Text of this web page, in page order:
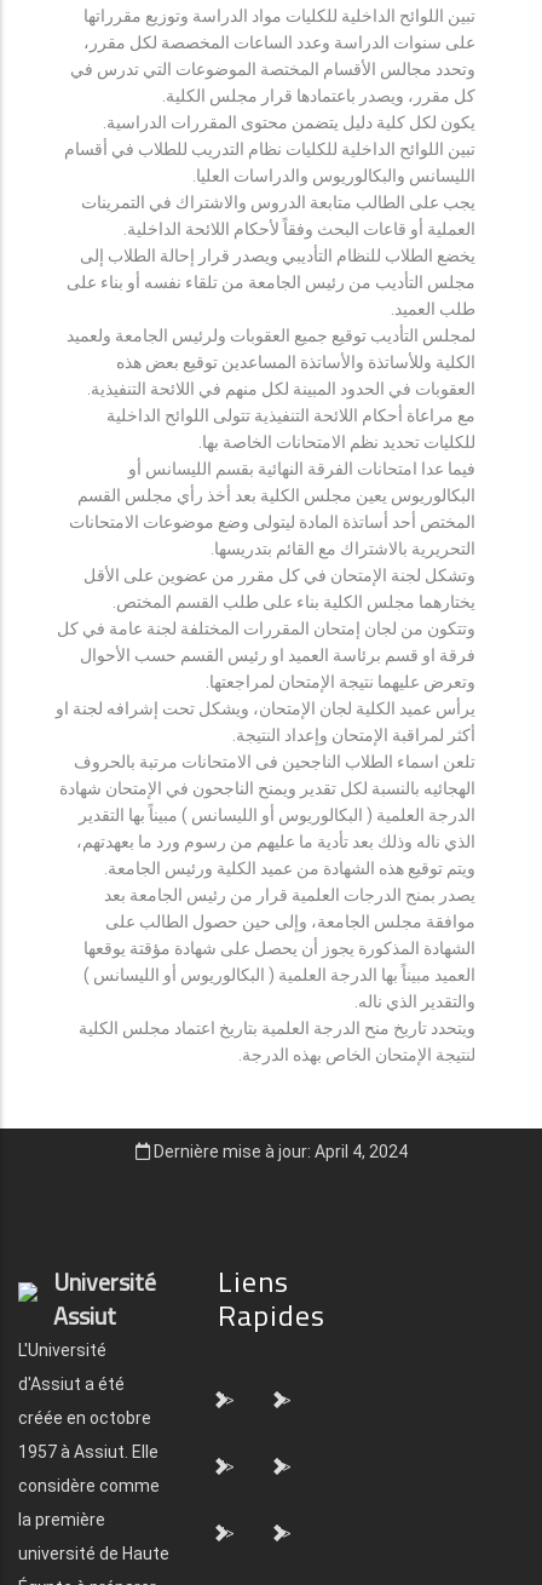
تبين اللوائح الداخلية للكليات مواد الدراسة وتوزيع مقرراتها
على سنوات الدراسة وعدد الساعات المخصصة لكل مقرر،
وتحدد مجالس الأقسام المختصة الموضوعات التي تدرس في
كل مقرر، ويصدر باعتمادها قرار مجلس الكلية.
يكون لكل كلية دليل يتضمن محتوى المقررات الدراسية.
تبين اللوائح الداخلية للكليات نظام التدريب للطلاب في أقسام
الليسانس والبكالوريوس والدراسات العليا.
يجب على الطالب متابعة الدروس والاشتراك في التمرينات
العملية أو قاعات البحث وفقاً لأحكام اللائحة الداخلية.
يخضع الطلاب للنظام التأديبي ويصدر قرار إحالة الطلاب إلى
مجلس التأديب من رئيس الجامعة من تلقاء نفسه أو بناء على
طلب العميد.
لمجلس التأديب توقيع جميع العقوبات ولرئيس الجامعة ولعميد
الكلية وللأساتذة والأساتذة المساعدين توقيع بعض هذه
العقوبات في الحدود المبينة لكل منهم في اللائحة التنفيذية.
مع مراعاة أحكام اللائحة التنفيذية تتولى اللوائح الداخلية
للكليات تحديد نظم الامتحانات الخاصة بها.
فيما عدا امتحانات الفرقة النهائية بقسم الليسانس أو
البكالوريوس يعين مجلس الكلية بعد أخذ رأي مجلس القسم
المختص أحد أساتذة المادة ليتولى وضع موضوعات الامتحانات
التحريرية بالاشتراك مع القائم بتدريسها.
وتشكل لجنة الإمتحان في كل مقرر من عضوين على الأقل
يختارهما مجلس الكلية بناء على طلب القسم المختص.
وتتكون من لجان إمتحان المقررات المختلفة لجنة عامة في كل
فرقة او قسم برئاسة العميد او رئيس القسم حسب الأحوال
وتعرض عليهما نتيجة الإمتحان لمراجعتها.
يرأس عميد الكلية لجان الإمتحان، ويشكل تحت إشرافه لجنة او
أكثر لمراقبة الإمتحان وإعداد النتيجة.
تلعن اسماء الطلاب الناجحين فى الامتحانات مرتبة بالحروف
الهجائيه بالنسبة لكل تقدير ويمنح الناجحون في الإمتحان شهادة
الدرجة العلمية ( البكالوريوس أو الليسانس ) مبيناً بها التقدير
الذي ناله وذلك بعد تأدية ما عليهم من رسوم ورد ما بعهدتهم،
ويتم توقيع هذه الشهادة من عميد الكلية ورئيس الجامعة.
يصدر بمنح الدرجات العلمية قرار من رئيس الجامعة بعد
موافقة مجلس الجامعة، وإلى حين حصول الطالب على
الشهادة المذكورة يجوز أن يحصل على شهادة مؤقتة يوقعها
العميد مبيناً بها الدرجة العلمية ( البكالوريوس أو الليسانس )
والتقدير الذي ناله.
ويتحدد تاريخ منح الدرجة العلمية بتاريخ اعتماد مجلس الكلية
لنتيجة الإمتحان الخاص بهذه الدرجة.
Dernière mise à jour: April 4, 2024
Université
Assiut
L'Université
d'Assiut a été
créée en octobre
1957 à Assiut. Elle
considère comme
la première
université de Haute
Liens
Rapides
"> ">
"> ">
"> ">